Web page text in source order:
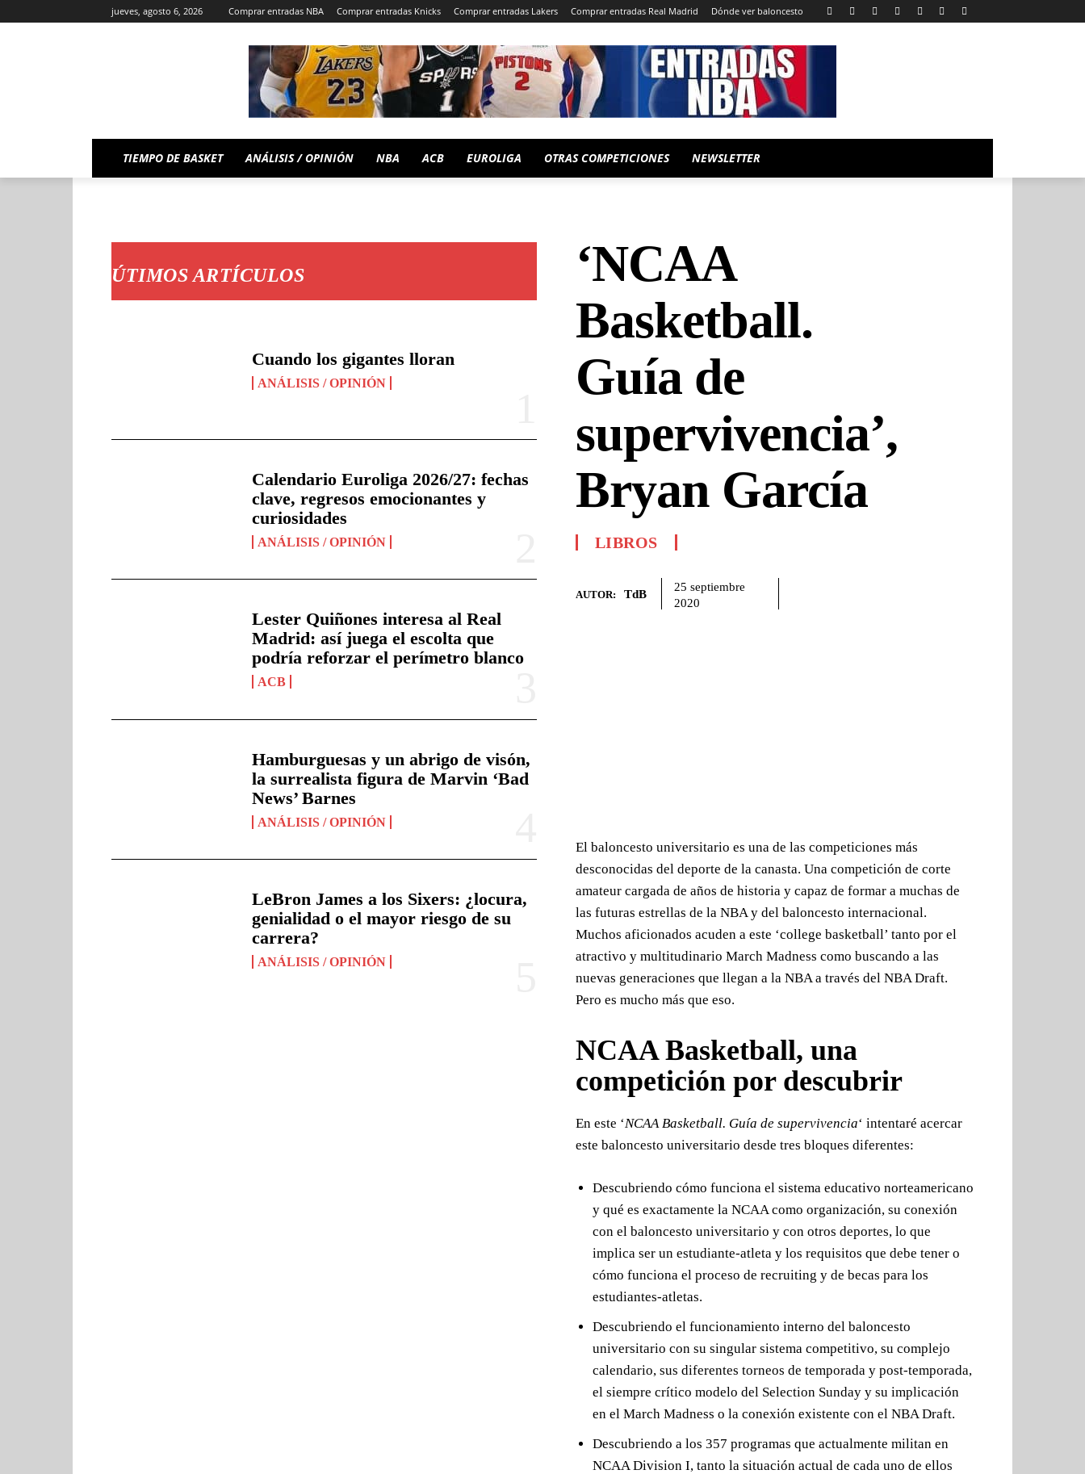
jueves, agosto 6, 2026 Comprar entradas NBA Comprar entradas Knicks Comprar entradas Lakers Comprar entradas Real Madrid Dónde ver baloncesto
TIEMPO DE BASKET ANÁLISIS / OPINIÓN NBA ACB EUROLIGA OTRAS COMPETICIONES NEWSLETTER
ÚTIMOS ARTÍCULOS
Cuando los gigantes lloran
ANÁLISIS / OPINIÓN
Calendario Euroliga 2026/27: fechas
clave, regresos emocionantes y
curiosidades
ANÁLISIS / OPINIÓN
Lester Quiñones interesa al Real
Madrid: así juega el escolta que
podría reforzar el perímetro blanco
ACB
Hamburguesas y un abrigo de visón,
la surrealista figura de Marvin ‘Bad
News’ Barnes
ANÁLISIS / OPINIÓN
LeBron James a los Sixers: ¿locura,
genialidad o el mayor riesgo de su
carrera?
ANÁLISIS / OPINIÓN
‘NCAA
Basketball.
Guía de
supervivencia’,
Bryan García
LIBROS
AUTOR: TdB
25 septiembre
2020
El baloncesto universitario es una de las competiciones más
desconocidas del deporte de la canasta. Una competición de corte
amateur cargada de años de historia y capaz de formar a muchas de
las futuras estrellas de la NBA y del baloncesto internacional.
Muchos aficionados acuden a este ‘college basketball’ tanto por el
atractivo y multitudinario March Madness como buscando a las
nuevas generaciones que llegan a la NBA a través del NBA Draft.
Pero es mucho más que eso.
NCAA Basketball, una
competición por descubrir
En este ‘NCAA Basketball. Guía de supervivencia‘ intentaré acercar
este baloncesto universitario desde tres bloques diferentes:
Descubriendo cómo funciona el sistema educativo norteamericano
y qué es exactamente la NCAA como organización, su conexión
con el baloncesto universitario y con otros deportes, lo que
implica ser un estudiante-atleta y los requisitos que debe tener o
cómo funciona el proceso de recruiting y de becas para los
estudiantes-atletas.
Descubriendo el funcionamiento interno del baloncesto
universitario con su singular sistema competitivo, su complejo
calendario, sus diferentes torneos de temporada y post-temporada,
el siempre crítico modelo del Selection Sunday y su implicación
en el March Madness o la conexión existente con el NBA Draft.
Descubriendo a los 357 programas que actualmente militan en
NCAA Division I, tanto la situación actual de cada uno de ellos